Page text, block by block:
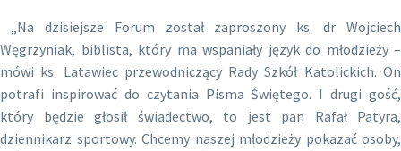
„Na dzisiejsze Forum został zaproszony ks. dr Wojciech
Węgrzyniak, biblista, który ma wspaniały język do młodzieży –
mówi ks. Latawiec przewodniczący Rady Szkół Katolickich. On
potrafi inspirować do czytania Pisma Świętego. I drugi gość,
który będzie głosił świadectwo, to jest pan Rafał Patyra,
dziennikarz sportowy. Chcemy naszej młodzieży pokazać osoby,